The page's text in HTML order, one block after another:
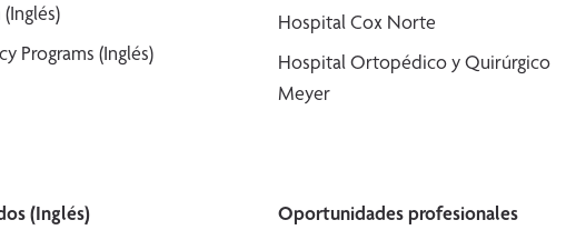
Programs (Inglés)
Hospital Cox Norte
Hospital Ortopédico y Quirúrgico
Meyer
(Inglés)
Oportunidades profesionales